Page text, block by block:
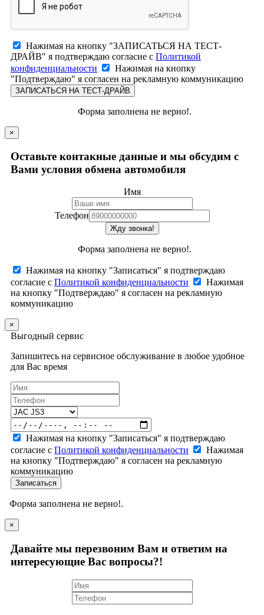
Нажимая на кнопку "ЗАПИСАТЬСЯ НА ТЕСТ-
ДРАЙВ" я подтверждаю согласие с Политикой
конфиденциальности
Нажимая на кнопку
"Подтверждаю" я согласен на рекламную коммуникацию
ЗАПИСАТЬСЯ НА ТЕСТ-ДРАЙВ
Форма заполнена не верно!.
×
Оставьте контакные данные и мы обсудим с
Вами условия обмена автомобиля
Имя
Телефон
Жду звонка!
Форма заполнена не верно!.
Нажимая на кнопку "Записаться" я подтверждаю
согласие с Политикой конфиденциальности
Нажимая
на кнопку "Подтверждаю" я согласен на рекламную
коммуникацию
×
Выгодный сервис
Запишитесь на сервисное обслуживание в любое удобное
для Вас время
Нажимая на кнопку "Записаться" я подтверждаю
согласие с Политикой конфиденциальности
Нажимая
на кнопку "Подтверждаю" я согласен на рекламную
коммуникацию
Записаться
Форма заполнена не верно!.
×
Давайте мы перезвоним Вам и ответим на
интересующие Вас вопросы?!